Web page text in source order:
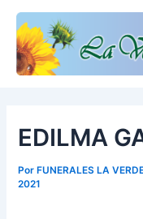
contenido
EDILMA
Por FUNERALES LA
2021